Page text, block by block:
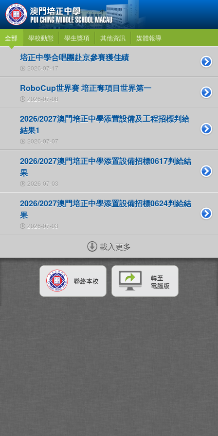
全部 學校動態 學生獎項 其他資訊 媒體報導
培正中學合唱團赴京參賽獲佳績
2026-07-17
RoboCup世界賽 培正奪項目世界第一
2026-07-08
2026/2027澳門培正中學添置設備及工程招標判給
結果1
2026-07-07
2026/2027澳門培正中學添置設備招標0617判給結
果
2026-07-03
2026/2027澳門培正中學添置設備招標0624判給結
果
2026-07-03
載入更多